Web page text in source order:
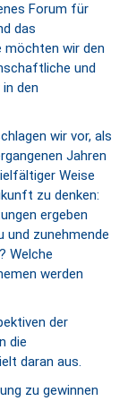
Forum für
das
möchten wir den
und
den
wir vor, als
Jahren
Weise
zu denken:
ergeben
und zunehmende
Welche
werden
der
die
daran aus.
zu gewinnen